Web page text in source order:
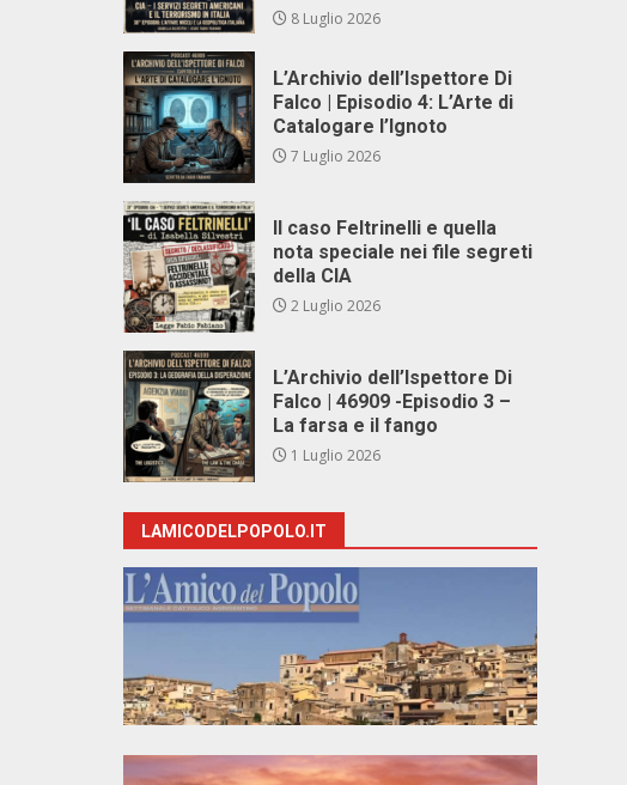
8 Luglio 2026
L’Archivio dell’Ispettore Di
Falco | Episodio 4: L’Arte di
Catalogare l’Ignoto
7 Luglio 2026
Il caso Feltrinelli e quella
nota speciale nei file segreti
della CIA
2 Luglio 2026
L’Archivio dell’Ispettore Di
Falco | 46909 -Episodio 3 –
La farsa e il fango
1 Luglio 2026
LAMICODELPOPOLO.IT